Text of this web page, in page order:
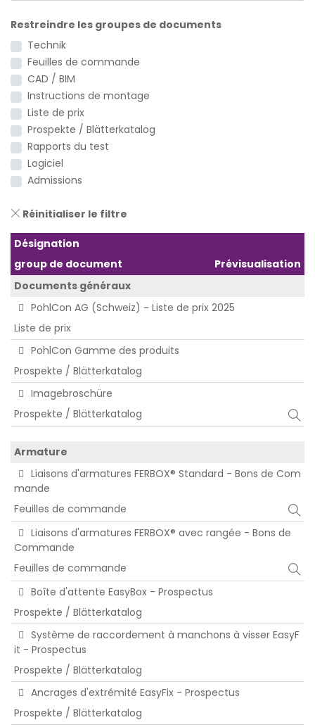
Restreindre les groupes de documents
Technik
Feuilles de commande
CAD / BIM
Instructions de montage
Liste de prix
Prospekte / Blätterkatalog
Rapports du test
Logiciel
Admissions
Réinitialiser le filtre
Désignation
group de document
Prévisualisation
Documents généraux
PohlCon AG (Schweiz) - Liste de prix 2025
Liste de prix
PohlCon Gamme des produits
Prospekte / Blätterkatalog
Imagebroschüre
Prospekte / Blätterkatalog
Armature
Liaisons d'armatures FERBOX® Standard - Bons de Com
mande
Feuilles de commande
Liaisons d'armatures FERBOX® avec rangée - Bons de
Commande
Feuilles de commande
Boîte d'attente EasyBox - Prospectus
Prospekte / Blätterkatalog
Système de raccordement à manchons à visser EasyF
it - Prospectus
Prospekte / Blätterkatalog
Ancrages d'extrémité EasyFix - Prospectus
Prospekte / Blätterkatalog